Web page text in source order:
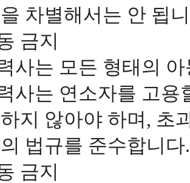
차별해서는 안 됩
금지
모든 형태의 아
연소자를 고용할
지 않아야 하며, 초
법규를 준수합니다.
금지